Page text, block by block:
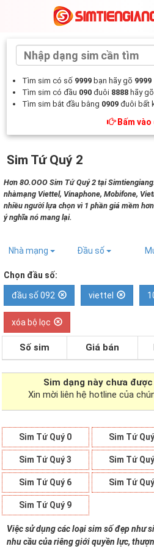
Tìm sim có số 9999 bạn hãy gõ 9999
Tìm sim có đầu 090 đuôi 8888 hãy gõ
Tìm sim bắt đầu bằng 0909 đuôi bất
Bấm
Sim Tứ Quý 2
Hơn 8O.OOO Sim Tứ Quý 2 tại
nhàmạng Viettel, Vinaphone, Mobifone,
nhiều người lựa chọn vì 1 phần giá mềm
ý nghĩa nó mang lại.
Nhà mạng Đầu số
Chọn đầu số:
đầu số 092 viettel
xóa bộ lọc
Số sim Giá bán
Sim dạng này chưa
Xin mời liên hệ hotline của
Sim Tứ Quý 0 Sim Tứ
Sim Tứ Quý 3 Sim Tứ
Sim Tứ Quý 6 Sim Tứ
Sim Tứ Quý 9
Việc sử dụng các loại sim số đẹp như
nhu cầu của riêng giới quyền lực,